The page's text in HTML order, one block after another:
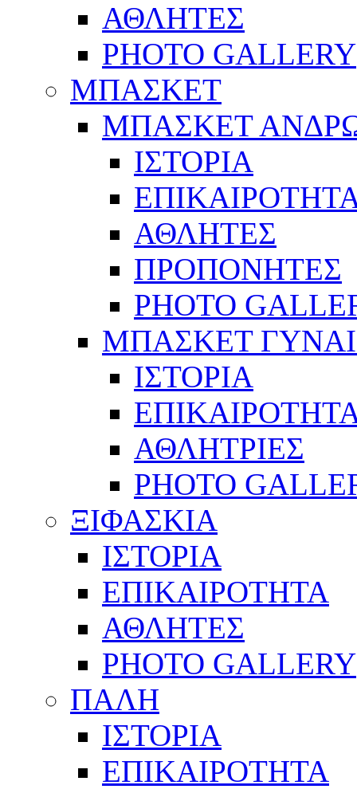
ΑΘΛΗΤΕΣ
PHOTO GALLERY
ΜΠΑΣΚΕΤ
ΜΠΑΣΚΕΤ
ΙΣΤΟΡΙΑ
ΑΘΛΗΤΕΣ
ΠΡΟΠΟΝΗΤΕΣ
PHOTO
ΜΠΑΣΚΕΤ
ΙΣΤΟΡΙΑ
ΑΘΛΗΤΡΙΕΣ
PHOTO
ΞΙΦΑΣΚΙΑ
ΙΣΤΟΡΙΑ
ΕΠΙΚΑΙΡΟΤΗΤΑ
ΑΘΛΗΤΕΣ
PHOTO GALLERY
ΠΑΛΗ
ΙΣΤΟΡΙΑ
ΕΠΙΚΑΙΡΟΤΗΤΑ